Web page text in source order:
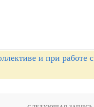
и при работе с